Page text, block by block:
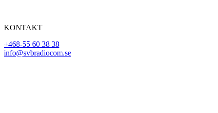
KONTAKT
+468-55 60 38 38
info@svbradiocom.se